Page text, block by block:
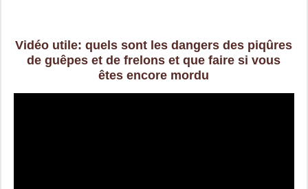
Vidéo utile: quels sont les dangers des piqûres
de guêpes et de frelons et que faire si vous
êtes encore mordu